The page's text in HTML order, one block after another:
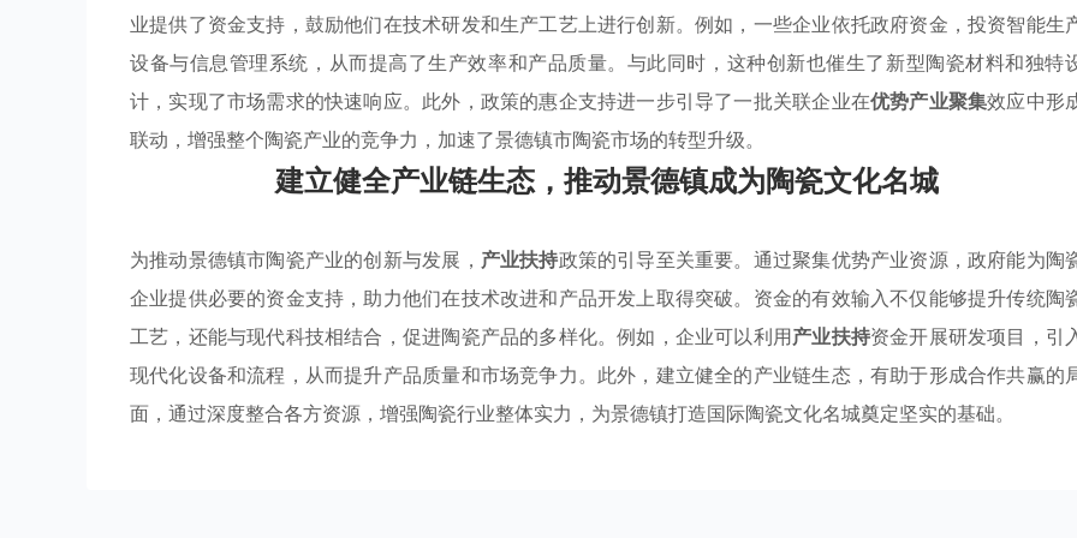
业提供了资金支持，鼓励他们在技术研发和生产工艺上进行创新。例如，一些企业依托政府资金，投资智能生
设备与信息管理系统，从而提高了生产效率和产品质量。与此同时，这种创新也催生了新型陶瓷材料和独特
计，实现了市场需求的快速响应。此外，政策的惠企支持进一步引导了一批关联企业在优势产业聚集效应中形
联动，增强整个陶瓷产业的竞争力，加速了景德镇市陶瓷市场的转型升级。
建立健全产业链生态，推动景德镇成为陶瓷文化名城
为推动景德镇市陶瓷产业的创新与发展， 产业扶持政策的引导至关重要。通过聚集优势产业资源，政府能为陶
企业提供必要的资金支持，助力他们在技术改进和产品开发上取得突破。资金的有效输入不仅能够提升传统陶
工艺，还能与现代科技相结合，促进陶瓷产品的多样化。例如，企业可以利用产业扶持资金开展研发项目，引
现代化设备和流程，从而提升产品质量和市场竞争力。此外，建立健全的产业链生态，有助于形成合作共赢的
面，通过深度整合各方资源，增强陶瓷行业整体实力，为景德镇打造国际陶瓷文化名城奠定坚实的基础。